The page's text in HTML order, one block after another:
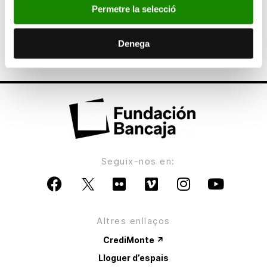
Permetre la selecció
Denega
Bancaja presenta el último libro de Vicent
Josep Escartí, “Jaume Bleda i l’expulsió dels
Seguix-nos en:
Altres enllaços
CrediMonte ↗
Lloguer d’espais